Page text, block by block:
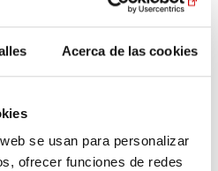
Acerca de las cookies
se usan para personalizar
ofrecer funciones de redes